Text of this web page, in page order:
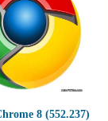
8 (552.237)